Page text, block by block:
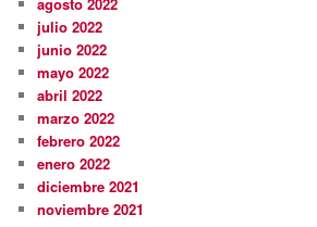
julio 2022
junio 2022
mayo 2022
abril 2022
marzo 2022
febrero 2022
enero 2022
diciembre 2021
noviembre 2021